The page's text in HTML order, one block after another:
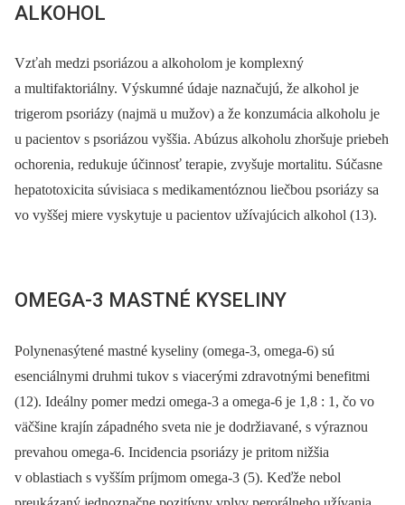
ALKOHOL
Vzťah medzi psoriázou a alkoholom je komplexný
a multifaktoriálny. Výskumné údaje naznačujú, že alkohol je
trigerom psoriázy (najmä u mužov) a že konzumácia alkoholu je
u pacientov s psoriázou vyššia. Abúzus alkoholu zhoršuje priebeh
ochorenia, redukuje účinnosť terapie, zvyšuje mortalitu. Súčasne
hepatotoxicita súvisiaca s medikamentóznou liečbou psoriázy sa
vo vyššej miere vyskytuje u pacientov užívajúcich alkohol (13).
OMEGA-3 MASTNÉ KYSELINY
Polynenasýtené mastné kyseliny (omega-3, omega-6) sú
esenciálnymi druhmi tukov s viacerými zdravotnými benefitmi
(12). Ideálny pomer medzi omega-3 a omega-6 je 1,8 : 1, čo vo
väčšine krajín západného sveta nie je dodržiavané, s výraznou
prevahou omega-6. Incidencia psoriázy je pritom nižšia
v oblastiach s vyšším príjmom omega-3 (5). Keďže nebol